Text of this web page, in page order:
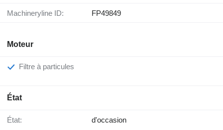
Machineryline ID: FP49849
Moteur
Filtre à particules
État
État: d'occasion